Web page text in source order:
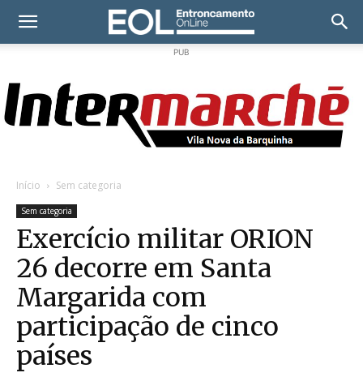
PUB
Início Sem categoria
Sem categoria
Exercício militar ORION
26 decorre em Santa
Margarida com
participação de cinco
países